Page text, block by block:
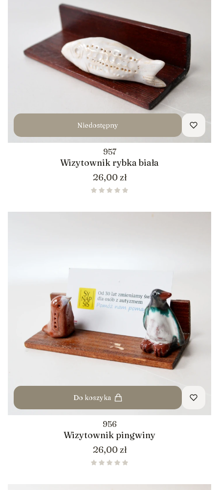
Niedostępny
957
Wizytownik rybka biała
Cena
26,00 zł
Do koszyka
956
Wizytownik pingwiny
Cena
26,00 zł